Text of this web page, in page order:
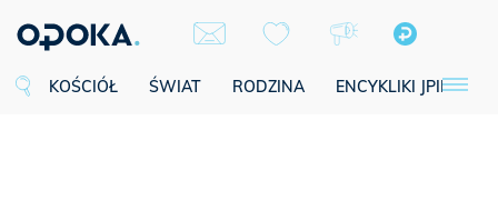
KOŚCIÓŁ ŚWIAT RODZINA ENCYKLIKI JPII